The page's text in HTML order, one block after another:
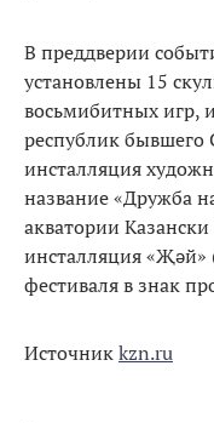
В преддверии
установлены 15
восьмибитных игр,
республик бывшего
инсталляция
название «Дружба
акватории
инсталляция «Җәй»
фестиваля в знак
Источникkzn.ru